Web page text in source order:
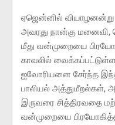
ஏஜென்னில்
அவரது நான்கு
மீது வன்முறையை
காவலில்
ஐவோரியனை சேர்ந்த
பாலியல் அத்துமீறல்கள்,
இருவரை சித்திரவதை
வன்முறையை